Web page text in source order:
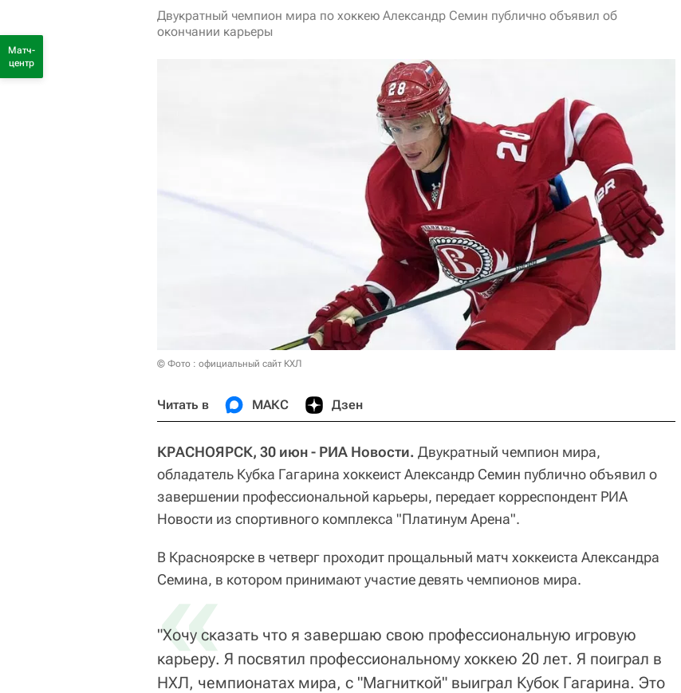
Двукратный чемпион мира по хоккею Александр Семин публично объявил об
окончании карьеры
© Фото : официальный сайт КХЛ
Читать в МАКС Дзен
КРАСНОЯРСК, 30 июн - РИА Новости. Двукратный чемпион мира,
обладатель Кубка Гагарина хоккеист Александр Семин публично объявил о
завершении профессиональной карьеры, передает корреспондент РИА
Новости из спортивного комплекса "Платинум Арена".
В Красноярске в четверг проходит прощальный матч хоккеиста Александра
Семина, в котором принимают участие девять чемпионов мира.
«
"Хочу сказать что я завершаю свою профессиональную игровую
карьеру. Я посвятил профессиональному хоккею 20 лет. Я поиграл в
НХЛ, чемпионатах мира, с "Магниткой" выиграл Кубок Гагарина. Это
Матч-
центр